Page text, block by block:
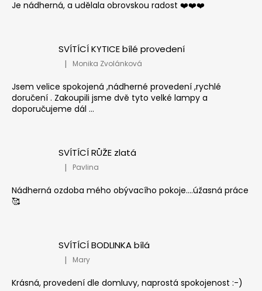
Je nádherná, a udělala obrovskou radost ❤️❤️❤️
SVÍTÍCÍ KYTICE bílé provedení
Hodnocení produktu je 5 z 5 hvězdiček.
| Monika Zvolánková
Jsem velice spokojená ,nádherné provedení ,rychlé
doručení . Zakoupili jsme dvě tyto velké lampy a
doporučujeme dál ...
SVÍTÍCÍ RŮŽE zlatá
Hodnocení produktu je 5 z 5 hvězdiček.
| Pavlina
Nádherná ozdoba mého obývacího pokoje....úžasná práce
🥰
SVÍTÍCÍ BODLINKA bílá
Hodnocení produktu je 5 z 5 hvězdiček.
| Mary
Krásná, provedení dle domluvy, naprostá spokojenost :-)